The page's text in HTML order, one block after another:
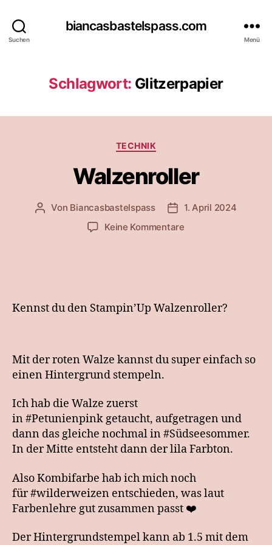
Suchen
biancasbastelspass.com
Menü
Schlagwort: Glitzerpapier
Kategorien
TECHNIK
Walzenroller
Beitragsautor
Von Biancasbastelspass Beitragsdatum
1. April 2024
Keine Kommentarezu
Kennst du den Stampin’Up Walzenroller?
Mit der roten Walze kannst du super einfach so
einen Hintergrund stempeln.
Ich hab die Walze zuerst
in #Petunienpink getaucht, aufgetragen und
dann das gleiche nochmal in #Südseesommer.
In der Mitte entsteht dann der lila Farbton.
Also Kombifarbe hab ich mich noch
für #wilderweizen entschieden, was laut
Farbenlehre gut zusammen passt ❤️
Der Hintergrundstempel kann ab 1.5 mit dem